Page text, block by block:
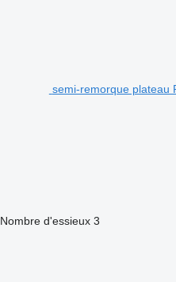
semi-remorque plateau
Nombre d'essieux 3